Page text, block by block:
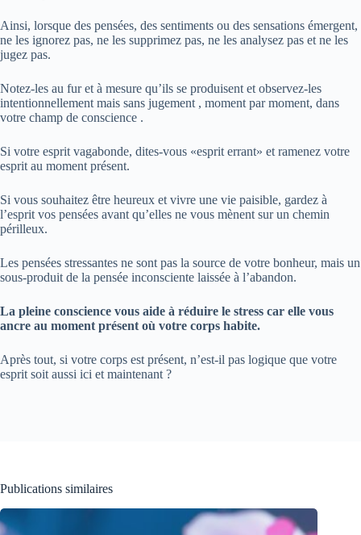
Ainsi, lorsque des pensées, des sentiments ou des sensations émergent,
ne les ignorez pas, ne les supprimez pas, ne les analysez pas et ne les
jugez pas.
Notez-les au fur et à mesure qu’ils se produisent et observez-les
intentionnellement mais sans jugement , moment par moment, dans
votre champ de conscience .
Si votre esprit vagabonde, dites-vous «esprit errant» et ramenez votre
esprit au moment présent.
Si vous souhaitez être heureux et vivre une vie paisible, gardez à
l’esprit vos pensées avant qu’elles ne vous mènent sur un chemin
périlleux.
Les pensées stressantes ne sont pas la source de votre bonheur, mais un
sous-produit de la pensée inconsciente laissée à l’abandon.
La pleine conscience vous aide à réduire le stress car elle vous
ancre au moment présent où votre corps habite.
Après tout, si votre corps est présent, n’est-il pas logique que votre
esprit soit aussi ici et maintenant ?
Publications similaires